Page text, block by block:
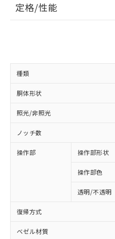
定格/性能
種類
胴体形状
照光/非照光
ノッチ数
操作部 操作部形状
操作部色
透明/不透明
復帰方式
ベゼル材質